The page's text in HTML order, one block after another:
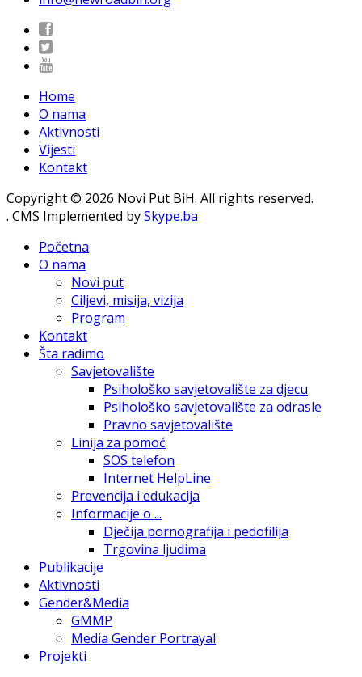
Home
O nama
Aktivnosti
Vijesti
Kontakt
Copyright © 2026 Novi Put BiH. All rights reserved.
. CMS Implemented bySkype.ba
Početna
O nama
Novi put
Ciljevi, misija, vizija
Program
Kontakt
Šta radimo
Savjetovalište
Psihološko savjetovalište za djecu
Psihološko savjetovalište za odrasle
Pravno savjetovalište
Linija za pomoć
SOS telefon
Internet HelpLine
Prevencija i edukacija
Informacije o ...
Dječija pornografija i pedofilija
Trgovina ljudima
Publikacije
Aktivnosti
Gender&Media
GMMP
Media Gender Portrayal
Projekti